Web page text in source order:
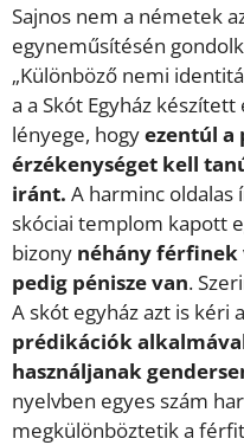
Sajnos nem a németek
egyneműsítésén
„Különböző nemi
a a Skót Egyház
lényege, hogyezentúl a
érzékenységet kell
iránt. A harminc oldalas
skóciai templom kapott
bizony néhány férfinek
pedig pénisze van.
A skót egyház azt is kéri
prédikációk
használjanak
nyelvben egyes szám
megkülönböztetik a